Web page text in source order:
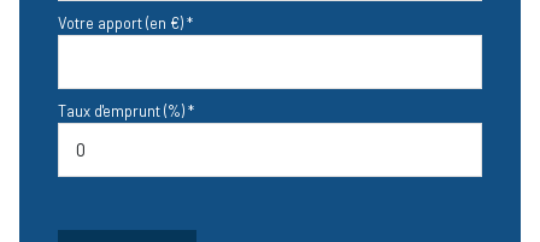
Votre apport (en €) *
Taux d'emprunt (%) *